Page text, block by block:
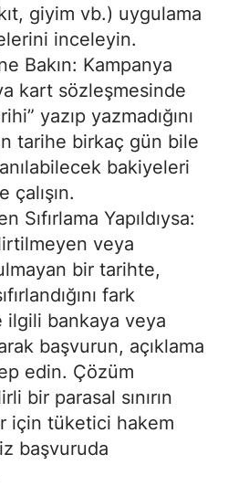
giyim vb.) uygulama
inceleyin.
Bakın: Kampanya
kart sözleşmesinde
yazıp yazmadığını
tarihe birkaç gün bile
bakiyeleri
çalışın.
Sıfırlama Yapıldıysa:
veya
bir tarihte,
fark
ilgili bankaya veya
başvurun, açıklama
edin. Çözüm
bir parasal sınırın
için tüketici hakem
başvuruda